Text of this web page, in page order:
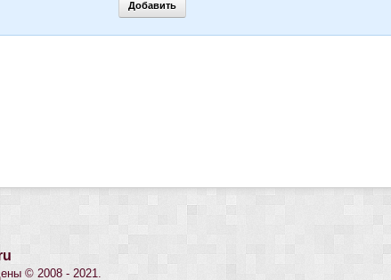
© 2008 - 2021.